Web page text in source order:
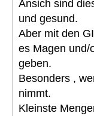
Ansich sind
und gesund.
Aber mit den
es Magen und/
geben.
Besonders ,
nimmt.
Kleinste